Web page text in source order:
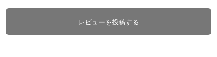
レビューを投稿する